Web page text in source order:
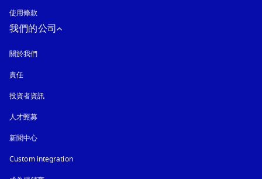
使用條款
我們的公司
關於我們
責任
投資者資訊
人才甄募
新聞中心
Custom integration